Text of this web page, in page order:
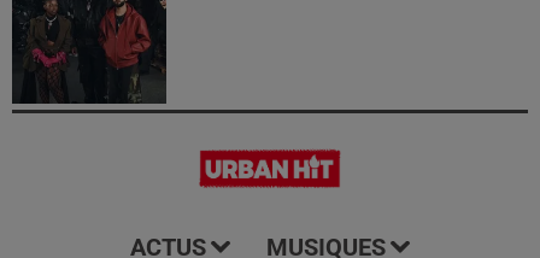
ACTUS MUSIQUES